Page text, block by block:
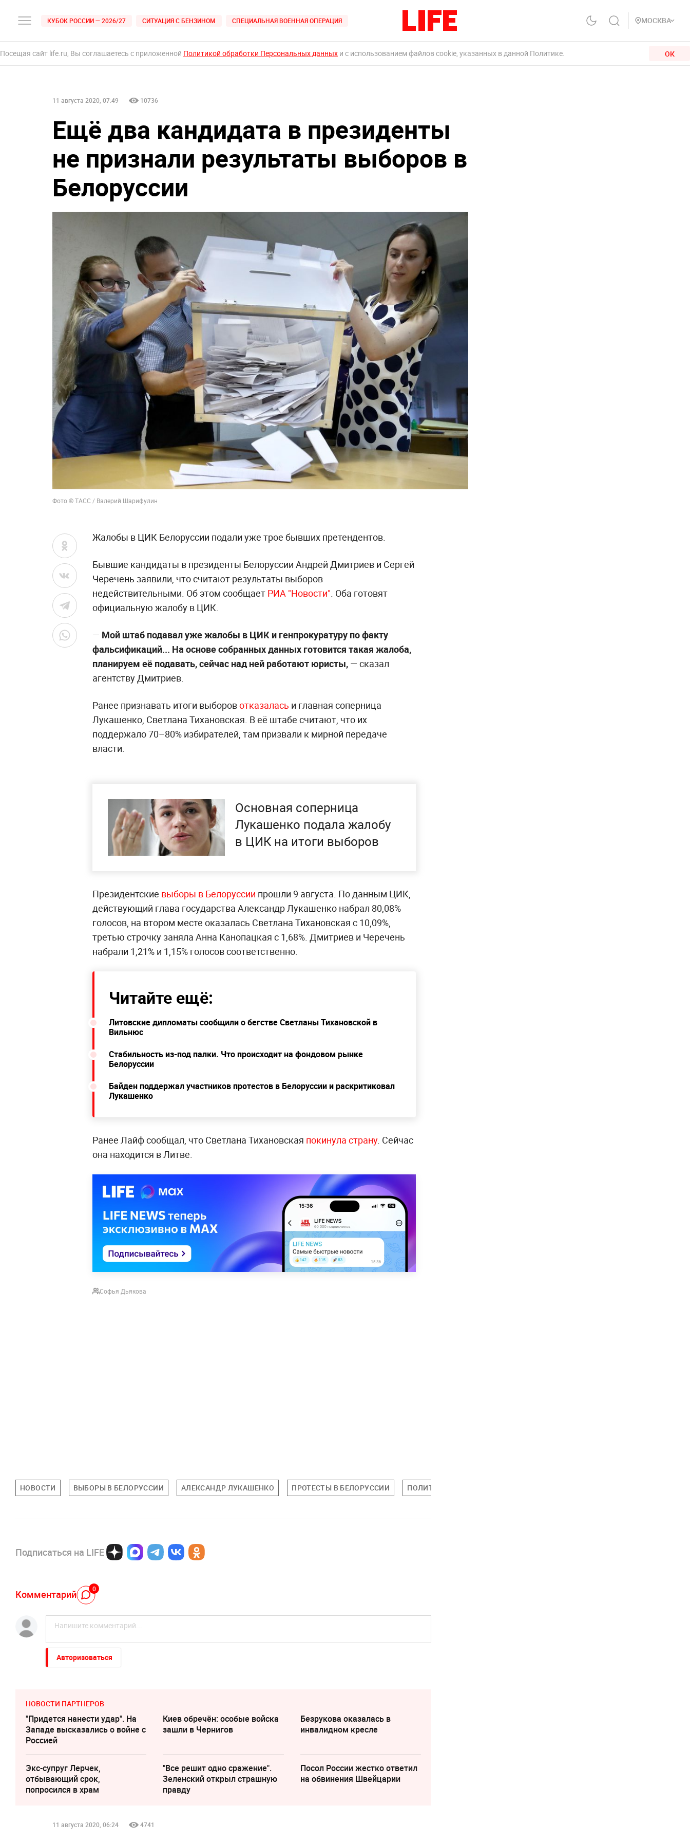
КУБОК РОССИИ — 2026/27 СИТУАЦИЯ С БЕНЗИНОМ СПЕЦИАЛЬНАЯ ВОЕННАЯ ОПЕРАЦИЯ МОСКВА
Посещая сайт life.ru, Вы соглашаетесь с приложенной Политикой обработки Персональных данных и с использованием файлов cookie, указанных в данной Политике. ОК
11 августа 2020, 07:49 10736
Ещё два кандидата в президенты
не признали результаты выборов в
Белоруссии
Фото©ТАСС / Валерий Шарифулин
Жалобы в ЦИК Белоруссии подали уже трое бывших претендентов.
Бывшие кандидаты в президенты Белоруссии Андрей Дмитриев и Сергей
Черечень заявили, что считают результаты выборов
недействительными. Об этом сообщает РИА "Новости". Оба готовят
официальную жалобу в ЦИК.
— Мой штаб подавал уже жалобы в ЦИК и генпрокуратуру по факту
фальсификаций... На основе собранных данных готовится такая жалоба,
планируем её подавать, сейчас над ней работают юристы, — сказал
агентству Дмитриев.
Ранее признавать итоги выборовотказалась и главная соперница
Лукашенко, Светлана Тихановская. В её штабе считают, что их
поддержало 70–80% избирателей, там призвали к мирной передаче
власти.
Основная соперница
Лукашенко подала жалобу
в ЦИК на итоги выборов
Президентские выборы в Белоруссии прошли 9 августа. По данным ЦИК,
действующий глава государства Александр Лукашенко набрал 80,08%
голосов, на втором месте оказалась Светлана Тихановская с 10,09%,
третью строчку заняла Анна Канопацкая с 1,68%. Дмитриев и Черечень
набрали 1,21% и 1,15% голосов соответственно.
Читайте ещё:
Литовские дипломаты сообщили о бегстве Светланы Тихановской в
Вильнюс
Стабильность из-под палки. Что происходит на фондовом рынке
Белоруссии
Байден поддержал участников протестов в Белоруссии и раскритиковал
Лукашенко
Ранее Лайф сообщал, что Светлана Тихановская покинула страну. Сейчас
она находится в Литве.
Софья Дьякова
НОВОСТИ ВЫБОРЫ В БЕЛОРУССИИ АЛЕКСАНДР ЛУКАШЕНКО ПРОТЕСТЫ В БЕЛОРУССИИ ПОЛИТИКА
Подписаться на LIFE
Комментарий 0
Авторизоваться
НОВОСТИ ПАРТНЕРОВ
"Придется нанести удар". На
Западе высказались о войне с
Россией
Киев обречён: особые войска
зашли в Чернигов
Безрукова оказалась в
инвалидном кресле
Экс-супруг Лерчек,
отбывающий срок,
попросился в храм
"Все решит одно сражение".
Зеленский открыл страшную
правду
Посол России жестко ответил
на обвинения Швейцарии
11 августа 2020, 06:24 4741